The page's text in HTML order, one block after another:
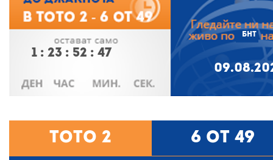
1 : 23 : 52 : 46
БНТ
Тото 2 6 от 49